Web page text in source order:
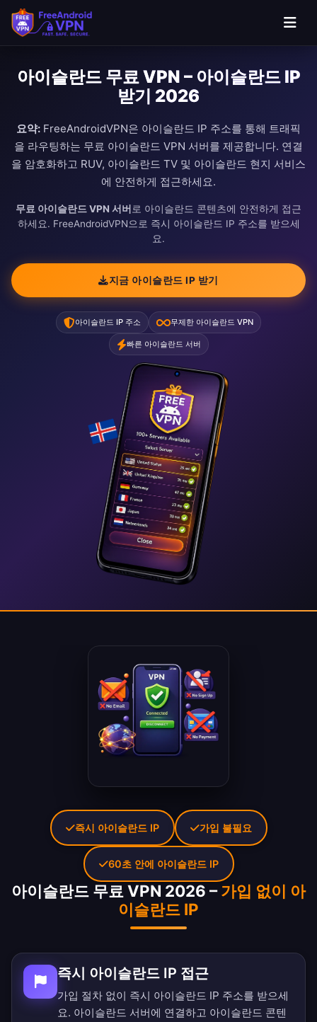
아이슬란드 무료 VPN – 아이슬란드 IP
받기 2026
요약: FreeAndroidVPN은 아이슬란드 IP 주소를 통해 트래픽
을 라우팅하는 무료 아이슬란드 VPN 서버를 제공합니다. 연결
을 암호화하고 RUV, 아이슬란드 TV 및 아이슬란드 현지 서비스
에 안전하게 접근하세요.
무료 아이슬란드 VPN 서버 로 아이슬란드 콘텐츠에 안전하게 접근
하세요. FreeAndroidVPN으로 즉시 아이슬란드 IP 주소를 받으세
요.
지금 아이슬란드 IP 받기
아이슬란드 IP 주소 무제한 아이슬란드 VPN
빠른 아이슬란드 서버
아이슬란드 무료 VPN 2026 –가입 없이 아
이슬란드 IP
즉시 아이슬란드 IP 접근
가입 절차 없이 즉시 아이슬란드 IP 주소를 받으세
요. 아이슬란드 서버에 연결하고 아이슬란드 콘텐
즉시 아이슬란드 IP 가입 불필요
60초 안에 아이슬란드 IP